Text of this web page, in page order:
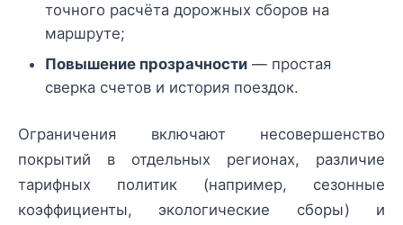
точного расчёта дорожных сборов на
маршруте;
Повышение прозрачности — простая
сверка счетов и история поездок.
Ограничения включают несовершенство
покрытий в отдельных регионах, различие
тарифных политик (например, сезонные
коэффициенты, экологические сборы) и